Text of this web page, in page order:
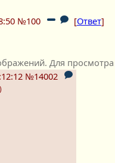
№100 [Ответ]
Для
№14002
)